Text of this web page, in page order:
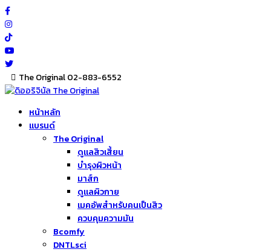
Skip
to
content
The Original 02-883-6552
หน้าหลัก
แบรนด์
The Original
ดูแลสิวเสี้ยน
บำรุงผิวหน้า
มาส์ก
ดูแลผิวกาย
เมคอัพสำหรับคนเป็นสิว
ควบคุมความมัน
Bcomfy
DNTLsci